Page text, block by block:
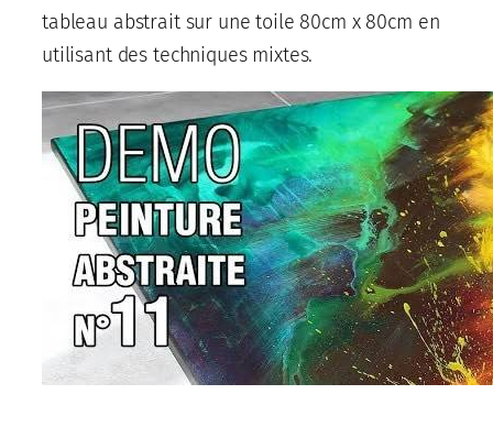
tableau abstrait sur une toile 80cm x 80cm en
utilisant des techniques mixtes.